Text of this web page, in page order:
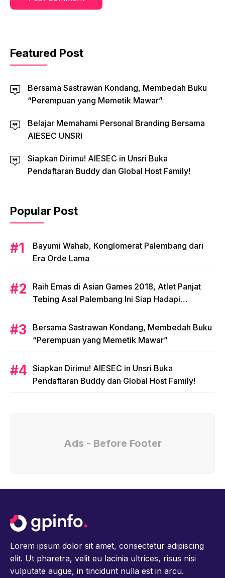
Featured Post
Bersama Sastrawan Kondang, Membedah Buku
“Perempuan yang Memetik Mawar”
Belajar Memahami Personal Branding Bersama
AIESEC UNSRI
Siapkan Dirimu! AIESEC in Unsri Buka
Pendaftaran Buddy dan Global Host Family!
Popular Post
Bayumi Wahab, Konglomerat Palembang dari
Era Orde Lama
Raih Emas di Asian Games 2018, Atlet Panjat
Tebing Asal Palembang Ini Siap Hadapi
Bersama Sastrawan Kondang, Membedah Buku
“Perempuan yang Memetik Mawar”
Siapkan Dirimu! AIESEC in Unsri Buka
Pendaftaran Buddy dan Global Host Family!
Ads - Before Footer
Lorem ipsum dolor sit amet, consectetur adipiscing
elit. Ut pharetra, velit eu lacinia ultrices, risus nisi
vulputate augue, in tincidunt nulla est in arcu.